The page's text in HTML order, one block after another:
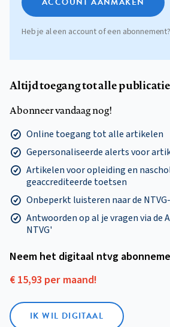
Heb je al een account of een abonnement?
Altijd toegang tot alle
Abonneer vandaag nog!
Online toegang tot alle artikelen
Gepersonaliseerde alerts voor
Artikelen voor opleiding en
geaccrediteerde toetsen
Onbeperkt luisteren naar de
Antwoorden op al je vragen via de
NTVG'
Neem het digitaal ntvg
€ 15,93 per maand!
IK WIL DIGITAAL